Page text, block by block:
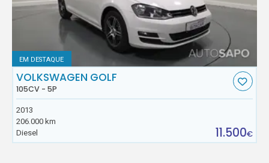
EM DESTAQUE
VOLKSWAGEN GOLF
105CV - 5P
2013
206.000 km
Diesel
11.500€